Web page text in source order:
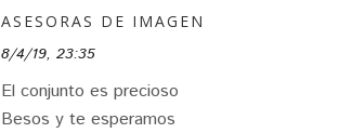
ASESORAS DE IMAGEN
8/4/19, 23:35
El conjunto es precioso
Besos y te esperamos